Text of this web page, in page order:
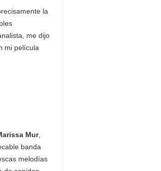
la
me dijo
mi película
Mur,
banda
melodías